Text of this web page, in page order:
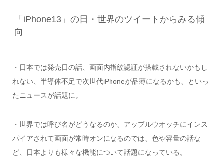
「iPhone13」の日・世界のツイートからみる傾
向
・日本では発売日の話、画面内指紋認証が搭載されないかもし
れない、半導体不足で次世代iPhoneが品薄になるかも、といっ
たニュースが話題に。
・世界では呼び名がどうなるのか、アップルウオッチにインス
パイアされて画面が常時オンになるのでは、色や容量の話な
ど、日本よりも様々な機能について話題になっている。